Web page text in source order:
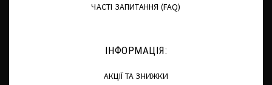
ЧАСТІ ЗАПИТАННЯ (FAQ)
ІНФОРМАЦІЯ:
АКЦІЇ ТА ЗНИЖКИ